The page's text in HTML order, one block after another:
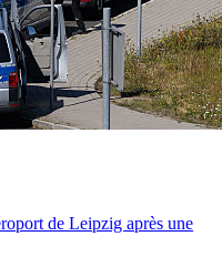
de Leipzig après une